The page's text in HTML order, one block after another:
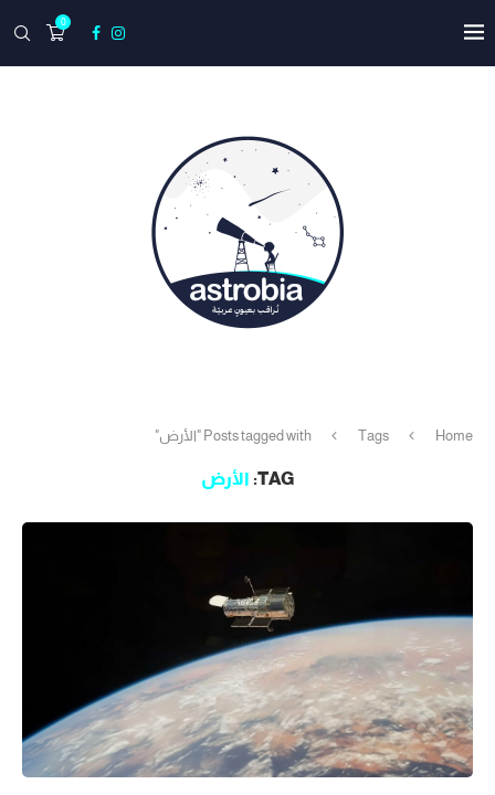
0
Home
Tags Posts tagged with "الأرض"
TAG: الأرض